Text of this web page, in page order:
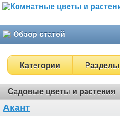
Обзор статей
Категории Разделы
Садовые цветы и растения
Акант